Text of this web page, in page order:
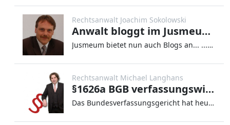
Rechtsanwalt Joachim Sokolowski
Anwalt bloggt im Jusmeum-Blog
Jusmeum bietet nun auch Blogs an... ...Anwalt bloggt ist dabei!
Rechtsanwalt Michael Langhans
§1626a BGB verfassungswidrig, soweit der Vater keine Möglichkeit der Überprüfung am Kindswohl hat
Das Bundesverfassungsgericht hat heute §1626a BGB für verfassungswidrig am Maßstab des Art. 6 GG erklärt. Zwar ist es gr